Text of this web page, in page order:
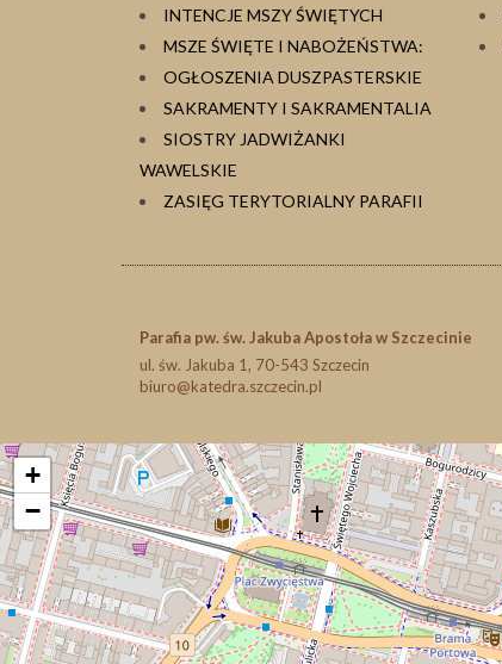
INTENCJE MSZY ŚWIĘTYCH
MSZE ŚWIĘTE I NABOŻEŃSTWA:
OGŁOSZENIA DUSZPASTERSKIE
SAKRAMENTY I SAKRAMENTALIA
SIOSTRY JADWIŻANKI
WAWELSKIE
ZASIĘG TERYTORIALNY PARAFII
Parafia pw. św. Jakuba Apostoła w Szczecinie
ul. św. Jakuba 1, 70-543 Szczecin
biuro@katedra.szczecin.pl
+
−